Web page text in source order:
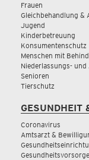
Frauen
Gleichbehandlung
Jugend
Kinderbetreuung
Konsumentenschutz
Menschen mit
Niederlassungs-
Senioren
Tierschutz
GESUNDHEIT
Coronavirus
Amtsarzt &